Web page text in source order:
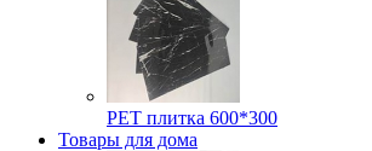
РЕТ плитка 600*300
Товары для дома